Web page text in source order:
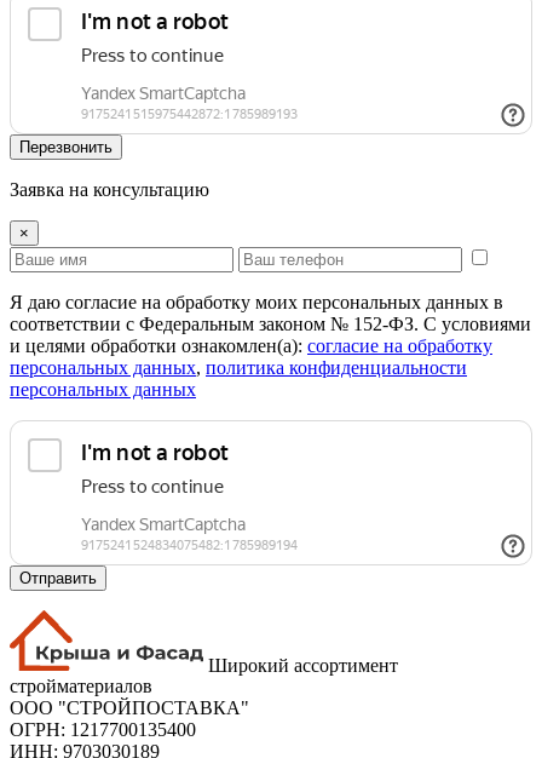
Перезвонить
Заявка на консультацию
×
Я даю согласие на обработку моих персональных данных в
соответствии с Федеральным законом № 152-ФЗ. С условиями
и целями обработки ознакомлен(а): cогласие на обработку
персональных данных, политика конфиденциальности
персональных данных
Отправить
Широкий ассортимент
стройматериалов
ООО "СТРОЙПОСТАВКА"
ОГРН: 1217700135400
ИНН: 9703030189